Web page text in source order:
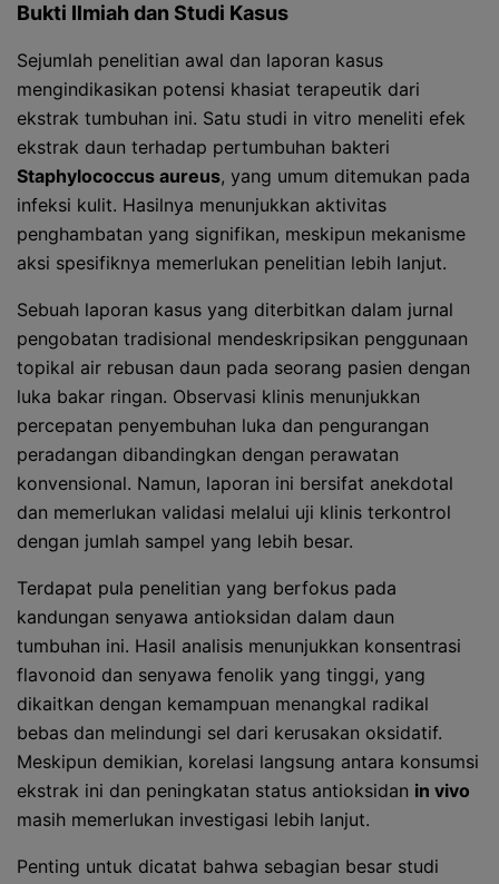
Bukti Ilmiah dan Studi Kasus
Sejumlah penelitian awal dan laporan kasus
mengindikasikan potensi khasiat terapeutik dari
ekstrak tumbuhan ini. Satu studi in vitro meneliti efek
ekstrak daun terhadap pertumbuhan bakteri
Staphylococcus aureus, yang umum ditemukan pada
infeksi kulit. Hasilnya menunjukkan aktivitas
penghambatan yang signifikan, meskipun mekanisme
aksi spesifiknya memerlukan penelitian lebih lanjut.
Sebuah laporan kasus yang diterbitkan dalam jurnal
pengobatan tradisional mendeskripsikan penggunaan
topikal air rebusan daun pada seorang pasien dengan
luka bakar ringan. Observasi klinis menunjukkan
percepatan penyembuhan luka dan pengurangan
peradangan dibandingkan dengan perawatan
konvensional. Namun, laporan ini bersifat anekdotal
dan memerlukan validasi melalui uji klinis terkontrol
dengan jumlah sampel yang lebih besar.
Terdapat pula penelitian yang berfokus pada
kandungan senyawa antioksidan dalam daun
tumbuhan ini. Hasil analisis menunjukkan konsentrasi
flavonoid dan senyawa fenolik yang tinggi, yang
dikaitkan dengan kemampuan menangkal radikal
bebas dan melindungi sel dari kerusakan oksidatif.
Meskipun demikian, korelasi langsung antara konsumsi
ekstrak ini dan peningkatan status antioksidan in vivo
masih memerlukan investigasi lebih lanjut.
Penting untuk dicatat bahwa sebagian besar studi